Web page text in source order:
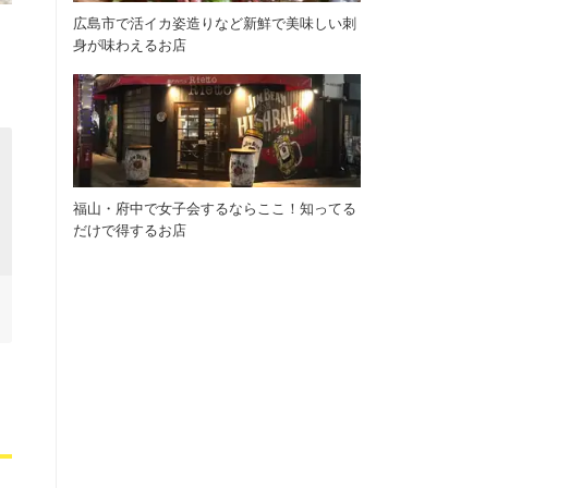
広島市で活イカ姿造りなど新鮮で美味しい刺
身が味わえるお店
福山・府中で女子会するならここ！知ってる
だけで得するお店